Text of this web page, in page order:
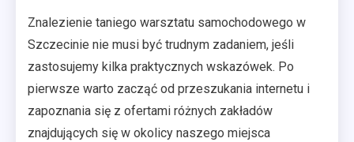
Znalezienie taniego warsztatu samochodowego w
Szczecinie nie musi być trudnym zadaniem, jeśli
zastosujemy kilka praktycznych wskazówek. Po
pierwsze warto zacząć od przeszukania internetu i
zapoznania się z ofertami różnych zakładów
znajdujących się w okolicy naszego miejsca